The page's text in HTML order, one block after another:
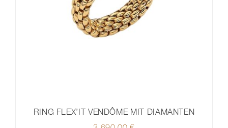
RING FLEX’IT VENDÔME MIT DIAMANTEN